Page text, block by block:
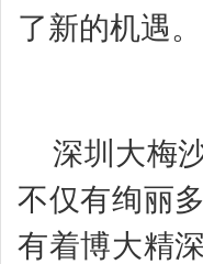
了新的机遇。
深圳大梅
不仅有绚丽
有着博大精